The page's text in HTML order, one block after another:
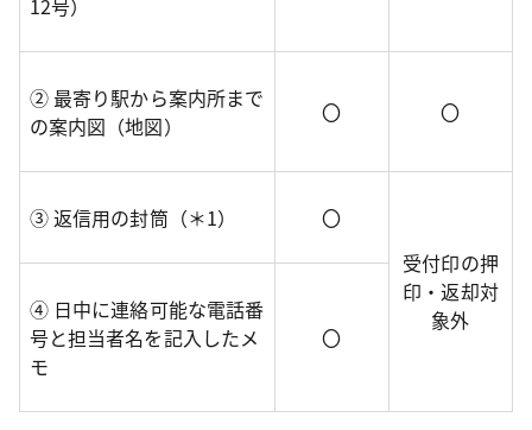
12号）
② 最寄り駅から案内所まで
の案内図（地図）
〇 〇
③ 返信用の封筒（＊1）
〇
受付印の押
印・返却対
象外
④ 日中に連絡可能な電話番
号と担当者名を記入したメ
モ
〇